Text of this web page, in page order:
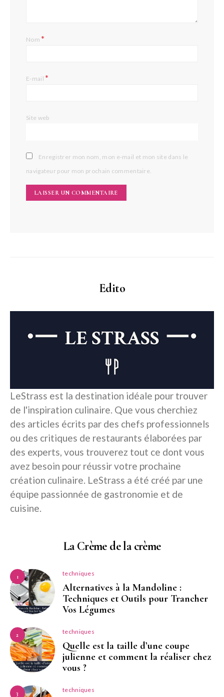
Nom*
E-mail*
Site web
Enregistrer mon nom, mon e-mail et mon site dans le
navigateur pour mon prochain commentaire.
Edito
LeStrass est la destination idéale pour trouver
de l'inspiration culinaire. Que vous cherchiez
des articles écrits par des chefs professionnels
ou des critiques de restaurants élaborées par
des experts, vous trouverez tout ce dont vous
avez besoin pour réussir votre prochaine
création culinaire. LeStrass a été créé par une
équipe passionnée de gastronomie et de
cuisine.
La Crème de la crème
1 techniques
Alternatives à la Mandoline :
Techniques et Outils pour Trancher
Vos Légumes
2 techniques
Quelle est la taille d’une coupe
julienne et comment la réaliser chez
vous ?
3 techniques